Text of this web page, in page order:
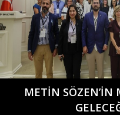
METİN SÖZEN’İN